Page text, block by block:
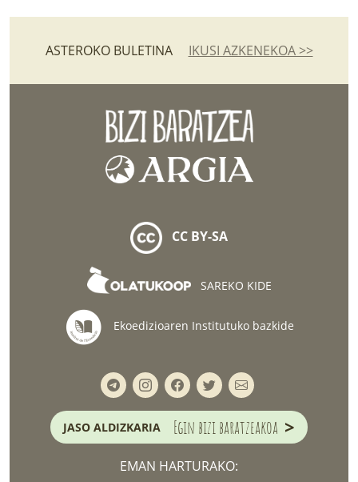
ASTEROKO BULETINA IKUSI AZKENEKOA >>
CC BY-SA
SAREKO KIDE
Ekoedizioaren Institutuko bazkide
JASO ALDIZKARIA Egin bizi baratzeakoa >
EMAN HARTURAKO: